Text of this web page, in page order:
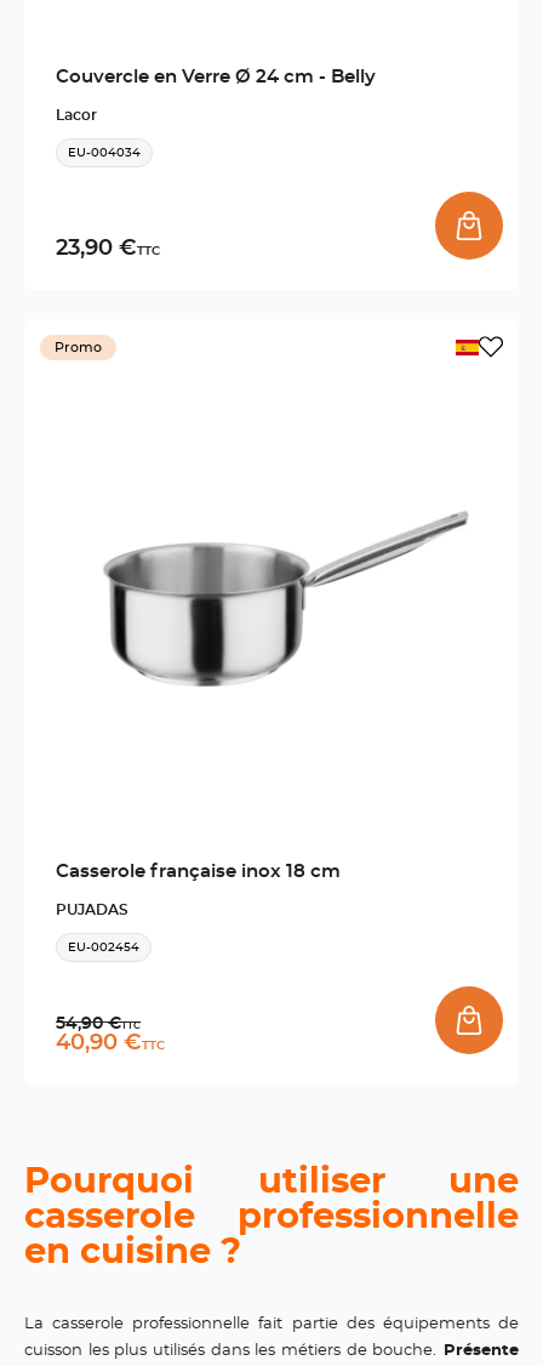
Couvercle en Verre Ø 24 cm - Belly
Lacor
EU-004034
23,90 €TTC
Promo
Casserole française inox 18 cm
PUJADAS
EU-002454
Prix normal
54,90 €TTC
Prix promo
40,90 €TTC
Pourquoi utiliser une
casserole professionnelle
en cuisine ?
La casserole professionnelle fait partie des équipements de
cuisson les plus utilisés dans les métiers de bouche.
Présente